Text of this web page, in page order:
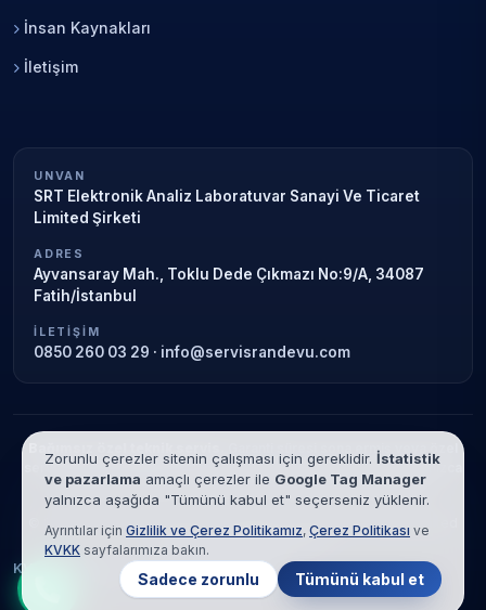
İnsan Kaynakları
İletişim
UNVAN
SRT Elektronik Analiz Laboratuvar Sanayi Ve Ticaret
Limited Şirketi
ADRES
Ayvansaray Mah., Toklu Dede Çıkmazı No:9/A, 34087
Fatih/İstanbul
İLETIŞIM
0850 260 03 29 · info@servisrandevu.com
Garanti süresi sona ermiş veya özel
servis kapsamındaki cihazlar için hizmet verilir. Marka adları yalnızca
tanımlama amaçlıdır; yetkili servis ilişkisi bulunmamaktadır.
© 2026 SRT Elektronik Analiz Laboratuvar Sanayi Ve Ticaret Limited
Şirketi. Tüm hakları saklıdır.
KVKK
Çerez Politikası Hizmet Şartları
Zorunlu çerezler sitenin çalışması için gereklidir. İstatistik
ve pazarlama amaçlı çerezler ile Google Tag Manager
yalnızca aşağıda "Tümünü kabul et" seçerseniz yüklenir.
Ayrıntılar için Gizlilik ve Çerez Politikamız, Çerez Politikası ve
KVKK sayfalarımıza bakın.
Sadece zorunlu Tümünü kabul et